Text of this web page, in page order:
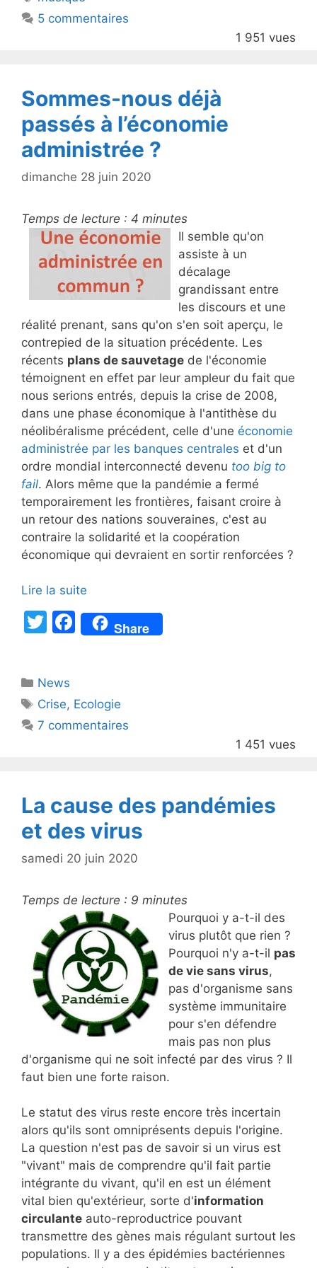
b
o
5 commentaires
1 951 vues
Sommes-nous déjà
passés à l’économie
administrée ?
dimanche 28 juin 2020
Temps de lecture : 4 minutes
Il semble qu'on
assiste à un
décalage
grandissant entre
les discours et une
réalité prenant, sans qu'on s'en soit aperçu, le
contrepied de la situation précédente. Les
récents plans de sauvetage de l'économie
témoignent en effet par leur ampleur du fait que
nous serions entrés, depuis la crise de 2008,
dans une phase économique à l'antithèse du
néolibéralisme précédent, celle d'une économie
administrée par les banques centrales et d'un
ordre mondial interconnecté devenu too big to
fail. Alors même que la pandémie a fermé
temporairement les frontières, faisant croire à
un retour des nations souveraines, c'est au
contraire la solidarité et la coopération
économique qui devraient en sortir renforcées ?
Lire la suite
T
er
F
a
b
o
Share
Catégories
News
Étiquettes
Crise, Ecologie
7 commentaires
1 451 vues
La cause des pandémies
et des virus
samedi 20 juin 2020
Temps de lecture : 9 minutes
Pourquoi y a-t-il des
virus plutôt que rien ?
Pourquoi n'y a-t-il pas
de vie sans virus,
pas d'organisme sans
système immunitaire
pour s'en défendre
mais pas non plus
d'organisme qui ne soit infecté par des virus ? Il
faut bien une forte raison.
Le statut des virus reste encore très incertain
alors qu'ils sont omniprésents depuis l'origine.
La question n'est pas de savoir si un virus est
"vivant" mais de comprendre qu'il fait partie
intégrante du vivant, qu'il en est un élément
vital bien qu'extérieur, sorte d'information
circulante auto-reproductrice pouvant
transmettre des gènes mais régulant surtout les
populations. Il y a des épidémies bactériennes